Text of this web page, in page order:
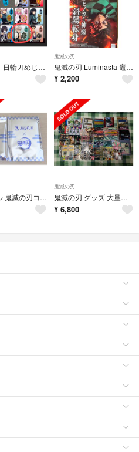
鬼滅の刃 日輪刀めじるしマスコット 風柱
鬼滅の刃
鬼滅の刃 Luminasta 竈門炭治郎 ヒノカミ神楽 斜陽転身 フィギュア
¥ 2,200
ジョイフル 鬼滅の刃コラボ アクリルキーホルダー 2個セット
鬼滅の刃
鬼滅の刃 グッズ 大量まとめ売り 一番くじ ファイル タオル フィギュア キーホルダー カプセルトイ 2ページ目に追加があります
¥ 6,800